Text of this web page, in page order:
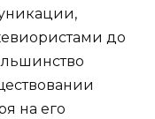
до
на его